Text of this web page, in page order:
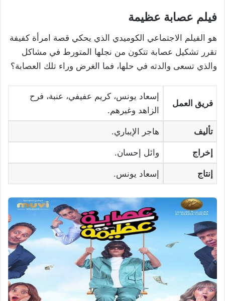
فيلم عصابة عظيمة
هو الفيلم الاجتماعي الكوميدي الذي يحكي قصة امرأة كفيفة
تقرر تشكيل عصابة تتكون من نجلها المتورط في مشاكل
والذي تسعى والدته في حلها، فما الغرض وراء تلك العصابة؟
فريق العمل
إسعاد يونس، كريم عفيفي، عنبة، فرح
الزاهد وغيرهم.
تأليف هاجر الإيباري.
إخراج وائل إحسان.
إنتاج إسعاد يونس.